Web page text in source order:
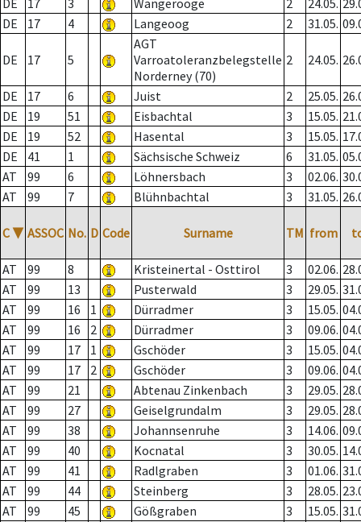
DE
17 3 Wangerooge 2 24.05.
DE
17 4 Langeoog 2 31.05.
DE 17 5
AGT
Varroatoleranzbelegstelle
Norderney (70)
2 24.05.
DE 17 6 Juist 2 25.05.
DE
19 51 Eisbachtal 3 15.05.
DE
19 52 Hasental 3 15.05.
DE
41 1 Sächsische Schweiz 6 31.05.
AT
99 6 Löhnersbach 3 02.06.
AT
99 7 Blühnbachtal 3 31.05.
C ▼ ASSOC No. D Code Surname TM from
AT 99 8 Kristeinertal - Osttirol 3 02.06.
AT
99 13 Pusterwald 3 29.05.
AT
99 16 1 Dürradmer 3 15.05.
AT
99 16 2 Dürradmer 3 09.06.
AT
99 17 1 Gschöder 3 15.05.
AT
99 17 2 Gschöder 3 09.06.
AT
99 21 Abtenau Zinkenbach 3 29.05.
AT
99 27 Geiselgrundalm 3 29.05.
AT
99 38 Johannsenruhe 3 14.06.
AT
99 40 Kocnatal 3 30.05.
AT
99 41 Radlgraben 3 01.06.
AT
99 44 Steinberg 3 28.05.
AT
99 45 Gößgraben 3 15.05.